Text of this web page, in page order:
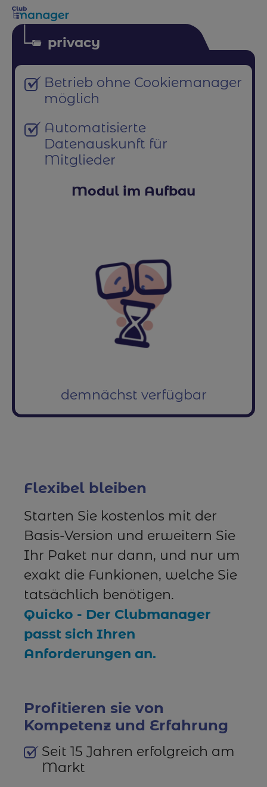
privacy
Betrieb ohne Cookiemanager
möglich
Automatisierte
Datenauskunft für
Mitglieder
Modul im Aufbau
demnächst verfügbar
Flexibel bleiben
Starten Sie kostenlos mit der
Basis-Version und erweitern Sie
Ihr Paket nur dann, und nur um
exakt die Funkionen, welche Sie
tatsächlich benötigen.
Quicko - Der Clubmanager
passt sich Ihren
Anforderungen an.
Profitieren sie von
Kompetenz und Erfahrung
Seit 15 Jahren erfolgreich am
Markt